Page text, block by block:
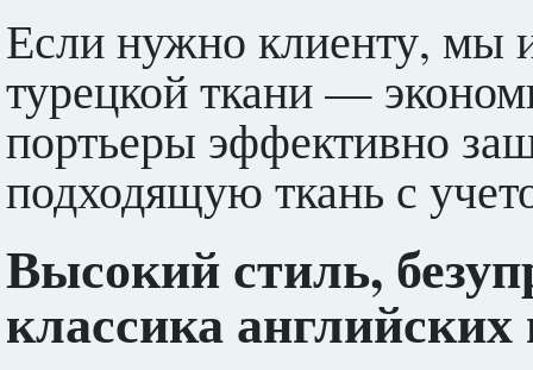
Если нужно клиенту, мы
турецкой ткани —
портьеры эффективно
подходящую ткань с
Высокий стиль,
классика